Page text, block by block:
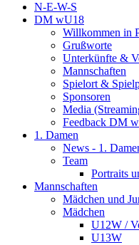
N-E-W-S
DM wU18
Willkommen in
Grußworte
Unterkünfte &
Mannschaften
Spielort &
Sponsoren
Media
Feedback DM
1. Damen
News - 1.
Team
Portraits
Mannschaften
Mädchen und
Mädchen
U12W /
U13W